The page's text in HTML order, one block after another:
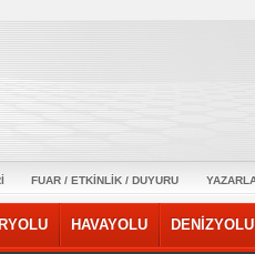
FUAR / ETKİNLİK / DUYURU
HAVAYOLU DENİZYOLU